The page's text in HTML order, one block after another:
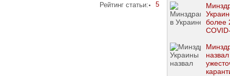
Рейтинг статьи:
5
более